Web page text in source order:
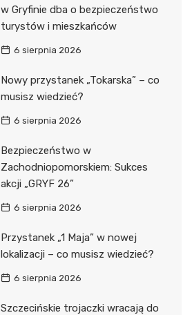
w Gryfinie dba o bezpieczeństwo
turystów i mieszkańców
6 sierpnia 2026
Nowy przystanek „Tokarska” – co
musisz wiedzieć?
6 sierpnia 2026
Bezpieczeństwo w
Zachodniopomorskiem: Sukces
akcji „GRYF 26”
6 sierpnia 2026
Przystanek „1 Maja” w nowej
lokalizacji – co musisz wiedzieć?
6 sierpnia 2026
Szczecińskie trojaczki wracają do